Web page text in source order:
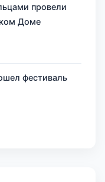
провели
Доме
фестиваль